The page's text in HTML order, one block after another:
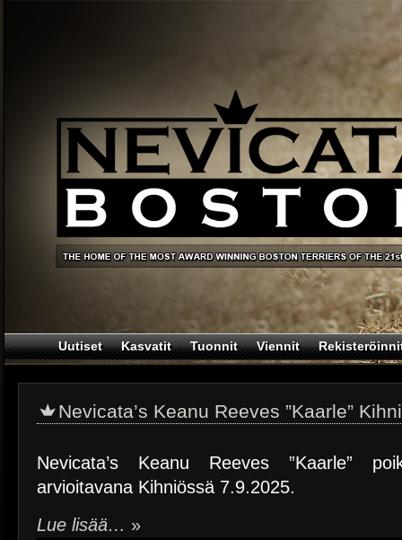
Uutiset Kasvatit Tuonnit Viennit
Nevicata’s Keanu Reeves ”Kaarle”
Nevicata’s Keanu Reeves ”Kaarle”
arvioitavana Kihniössä 7.9.2025.
Lue lisää… »